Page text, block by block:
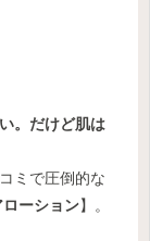
。だけど肌は
ミで圧倒的な
ーション】。